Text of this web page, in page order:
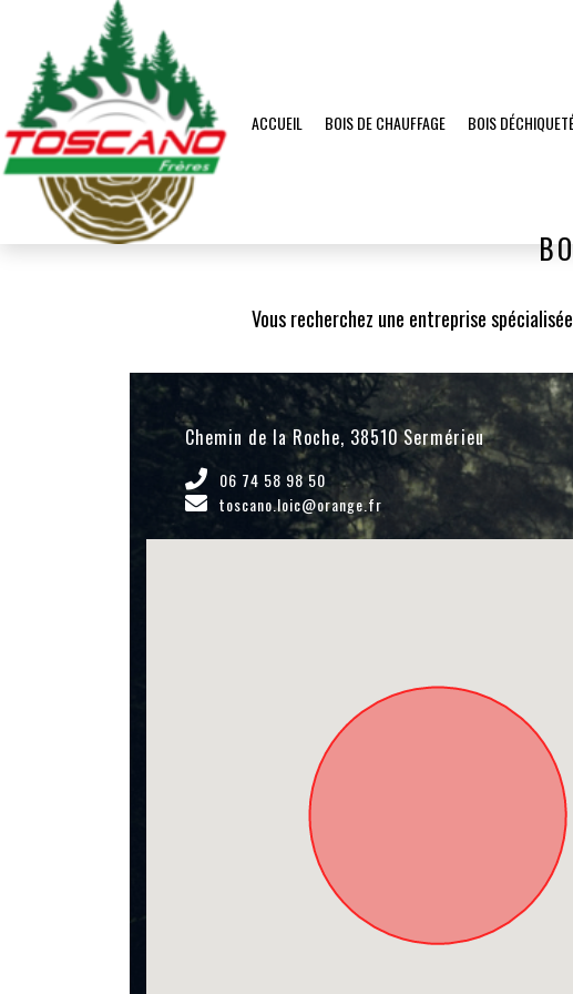
ACCUEIL BOIS DE CHAUFFAGE BOIS
Accueil Zone d'intervention
Vous recherchez une entreprise
Chemin de la Roche, 38510 Sermérieu
06 74 58 98 50
toscano.loic@orange.fr